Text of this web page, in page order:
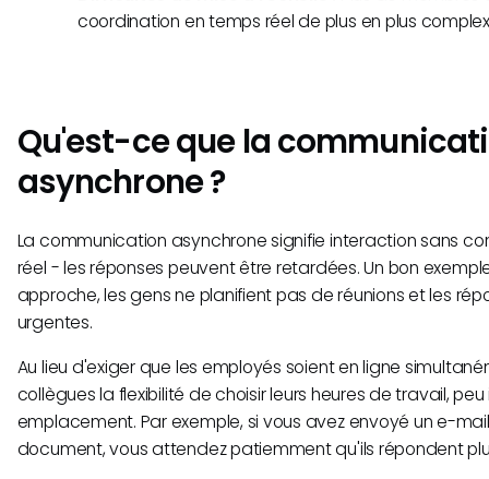
coordination en temps réel de plus en plus
Qu'est-ce que la
asynchrone ?
La communication asynchrone signifie interaction sans
réel - les réponses peuvent être retardées. Un bon
approche, les gens ne planifient pas de réunions et les
urgentes.
Au lieu d'exiger que les employés soient en ligne
collègues la flexibilité de choisir leurs heures de travail,
emplacement. Par exemple, si vous avez envoyé un e-
document, vous attendez patiemment qu'ils répondent